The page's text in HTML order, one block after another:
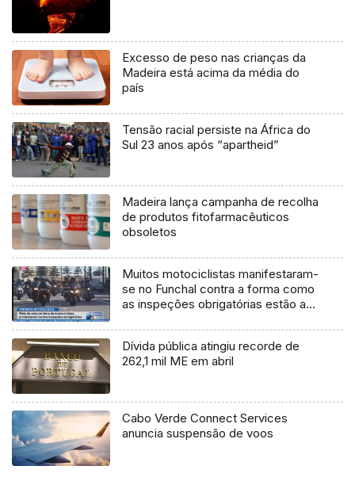
Excesso de peso nas crianças da
Madeira está acima da média do
país
Tensão racial persiste na África do
Sul 23 anos após “apartheid”
Madeira lança campanha de recolha
de produtos fitofarmacêuticos
obsoletos
Muitos motociclistas manifestaram-
se no Funchal contra a forma como
as inspeções obrigatórias estão a
Dívida pública atingiu recorde de
262,1 mil ME em abril
Cabo Verde Connect Services
anuncia suspensão de voos